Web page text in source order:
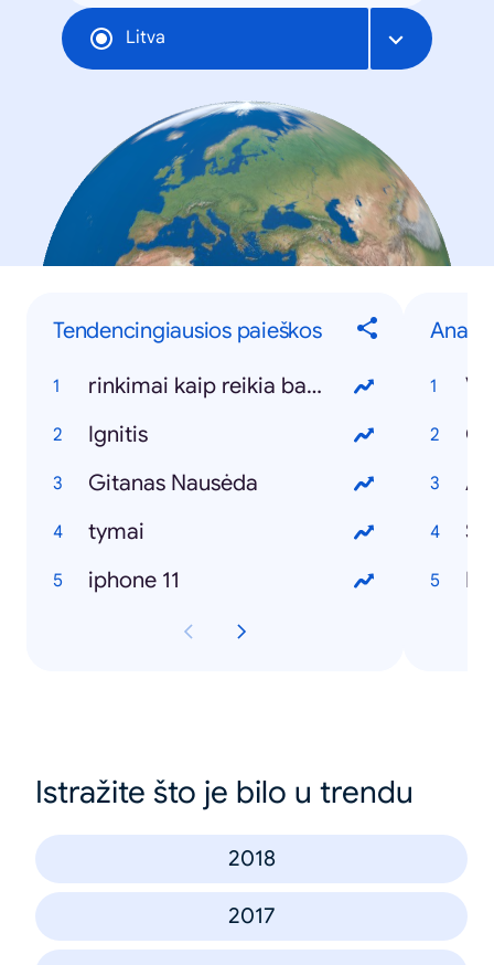
Litva
Tendencingiausios paieškos
rinkimai kaip reikia balsuoti
Ignitis
Gitanas Nausėda
tymai
iphone 11
Istražite što je bilo u trendu
2018
2017